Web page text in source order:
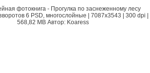
фотокнига - Прогулка по заснеженному лесу
6 PSD, многослойные | 7087x3543 | 300 dpi |
568,82 MB Автор: Koaress